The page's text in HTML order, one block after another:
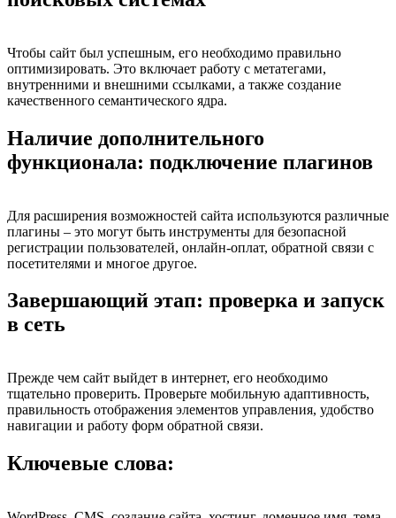
Чтобы сайт был успешным, его необходимо правильно
оптимизировать. Это включает работу с метатегами,
внутренними и внешними ссылками, а также создание
качественного семантического ядра.
Наличие дополнительного
функционала: подключение плагинов
Для расширения возможностей сайта используются различные
плагины – это могут быть инструменты для безопасной
регистрации пользователей, онлайн-оплат, обратной связи с
посетителями и многое другое.
Завершающий этап: проверка и запуск
в сеть
Прежде чем сайт выйдет в интернет, его необходимо
тщательно проверить. Проверьте мобильную адаптивность,
правильность отображения элементов управления, удобство
навигации и работу форм обратной связи.
Ключевые слова: